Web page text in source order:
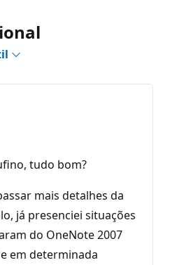
tudo bom?
mais detalhes da
já presenciei situações
do OneNote 2007
em determinada